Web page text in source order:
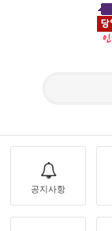
공지사항